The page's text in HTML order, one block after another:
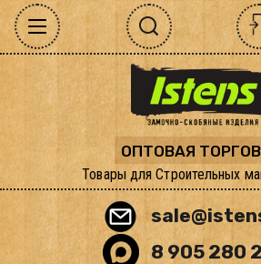
ОПТОВАЯ
Товары для Строительных
8 905 280